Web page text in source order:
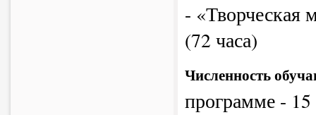
- «Творческая
(72 часа)
Численность
программе - 15